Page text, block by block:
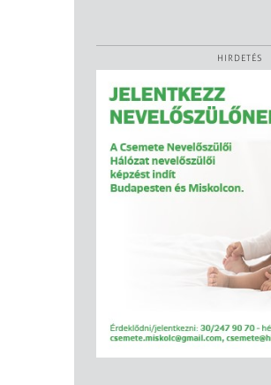
HIRDETÉS